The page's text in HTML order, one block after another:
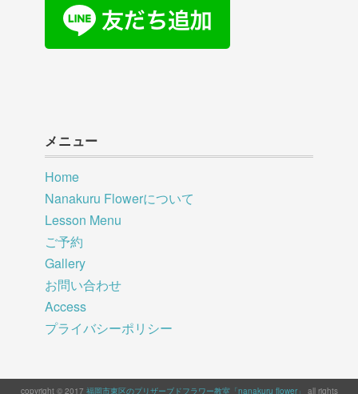
メニュー
Home
Nanakuru Flowerについて
Lesson Menu
ご予約
Gallery
お問い合わせ
Access
プライバシーポリシー
copyright © 2017 福岡市東区のプリザーブドフラワー教室「nanakuru flower」 all rights